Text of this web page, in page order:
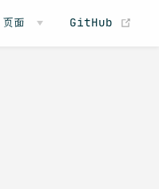
页面 GitHub